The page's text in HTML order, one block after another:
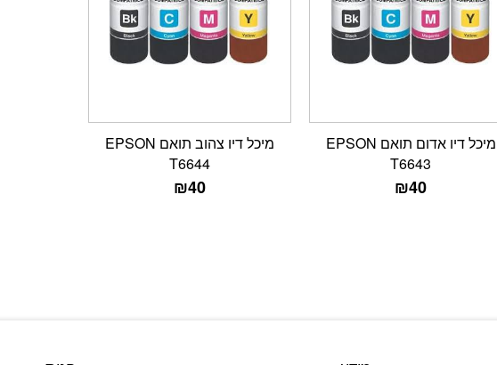
מיכל דיו אדום תואם EPSON
T6643
₪40
מיכל דיו צהוב תואם EPSON
T6644
₪40